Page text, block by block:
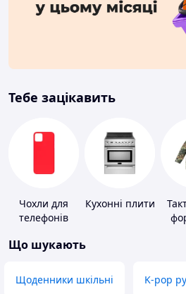
Тебе зацікавить
Чохли для
телефонів
Кухонні плити
Що шукають
Щоденники шкільні K-pop